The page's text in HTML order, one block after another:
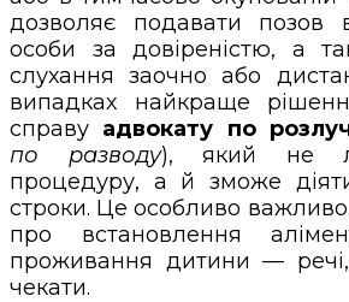
дозволяє подавати позов
особи за довіреністю, а
слухання заочно або
випадках найкраще
справу адвокату по
по разводу), який не
процедуру, а й зможе
строки. Це особливо
про встановлення
проживання дитини —
чекати.